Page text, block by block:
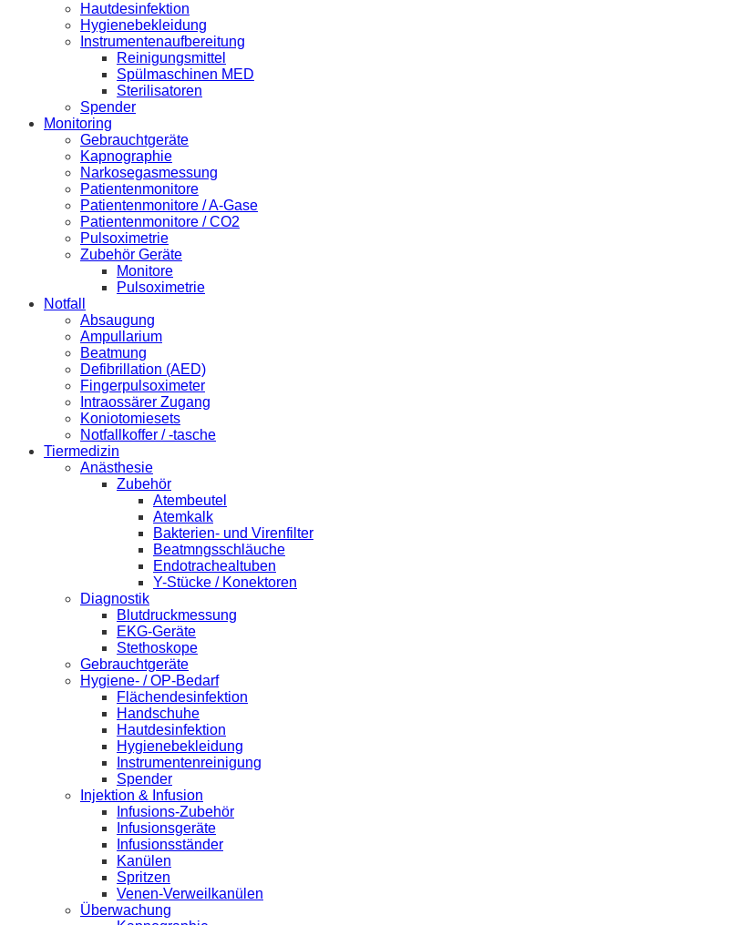
Hautdesinfektion
Hygienebekleidung
Instrumentenaufbereitung
Reinigungsmittel
Spülmaschinen MED
Sterilisatoren
Spender
Monitoring
Gebrauchtgeräte
Kapnographie
Narkosegasmessung
Patientenmonitore
Patientenmonitore / A-Gase
Patientenmonitore / CO2
Pulsoximetrie
Zubehör Geräte
Monitore
Pulsoximetrie
Notfall
Absaugung
Ampullarium
Beatmung
Defibrillation (AED)
Fingerpulsoximeter
Intraossärer Zugang
Koniotomiesets
Notfallkoffer / -tasche
Tiermedizin
Anästhesie
Zubehör
Atembeutel
Atemkalk
Bakterien- und Virenfilter
Beatmngsschläuche
Endotrachealtuben
Y-Stücke / Konektoren
Diagnostik
Blutdruckmessung
EKG-Geräte
Stethoskope
Gebrauchtgeräte
Hygiene- / OP-Bedarf
Flächendesinfektion
Handschuhe
Hautdesinfektion
Hygienebekleidung
Instrumentenreinigung
Spender
Injektion & Infusion
Infusions-Zubehör
Infusionsgeräte
Infusionsständer
Kanülen
Spritzen
Venen-Verweilkanülen
Überwachung